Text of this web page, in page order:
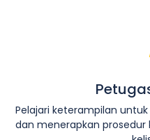
Pelajari keterampilan
dan menerapkan